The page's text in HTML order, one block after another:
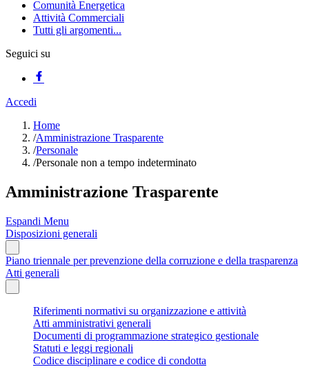
Comunità Energetica
Attività Commerciali
Tutti gli argomenti...
Seguici su
Accedi
Home
/Amministrazione Trasparente
/Personale
/Personale non a tempo indeterminato
Amministrazione Trasparente
Espandi Menu
Disposizioni generali
Piano triennale per prevenzione della corruzione e della trasparenza
Atti generali
Riferimenti normativi su organizzazione e attività
Atti amministrativi generali
Documenti di programmazione strategico gestionale
Statuti e leggi regionali
Codice disciplinare e codice di condotta